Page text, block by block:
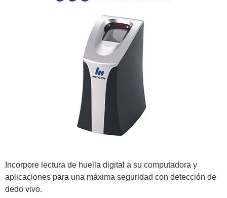
Incorpore lectura de huella digital a su computadora y
aplicaciones para una máxima seguridad con detección de
dedo vivo.